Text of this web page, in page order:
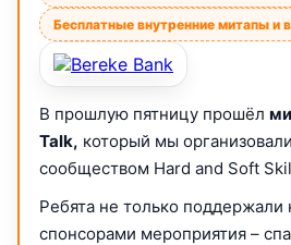
Бесплатные внутренние митапы и
В прошлую пятницу прошёл
Talk, который мы
сообществом Hard and Soft
Ребята не только поддержали
спонсорами мероприятия –